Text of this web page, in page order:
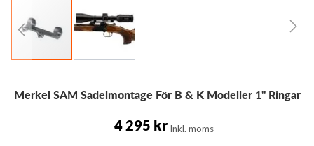
till
Merkel SAM Sadelmontage För B & K Modeller 1" Ringar
4 295 kr Inkl. moms